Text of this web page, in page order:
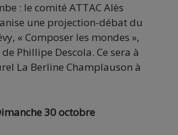
: le comité ATTAC Alès
une projection-débat du
« Composer les mondes »,
Phillipe Descola. Ce sera à
La Berline Champlauson à
30 octobre